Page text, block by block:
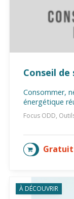
Conseil
Consommer,
énergétique
Focus ODD,
Gratuit
AJOUTER
À DÉCOUVRIR